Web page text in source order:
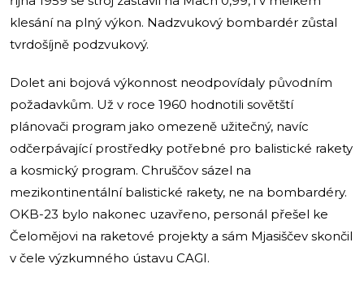
klesání na plný výkon. Nadzvukový bombardér zůstal
tvrdošíjně podzvukový.
Dolet ani bojová výkonnost neodpovídaly původním
požadavkům. Už v roce 1960 hodnotili sovětští
plánovači program jako omezeně užitečný, navíc
odčerpávající prostředky potřebné pro balistické rakety
a kosmický program. Chruščov sázel na
mezikontinentální balistické rakety, ne na bombardéry.
OKB-23 bylo nakonec uzavřeno, personál přešel ke
Čelomějovi na raketové projekty a sám Mjasiščev skončil
v čele výzkumného ústavu CAGI.